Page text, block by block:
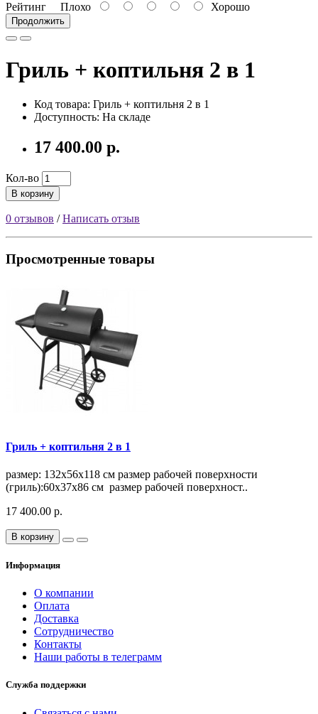
Рейтинг Плохо Хорошо
Продолжить
Гриль + коптильня 2 в 1
Код товара: Гриль + коптильня 2 в 1
Доступность: На складе
17 400.00 р.
Кол-во
В корзину
0 отзывов /Написать отзыв
Просмотренные товары
Гриль + коптильня 2 в 1
размер: 132х56х118 см размер рабочей поверхности
(гриль):60х37х86 см размер рабочей поверхност..
17 400.00 р.
В корзину
Информация
О компании
Оплата
Доставка
Сотрудничество
Контакты
Наши работы в телеграмм
Служба поддержки